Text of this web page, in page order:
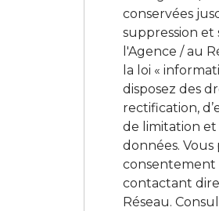
conservées
suppression et
l'Agence / au
la loi «
disposez des
rectification,
de limitation
données.
contactant
Réseau.